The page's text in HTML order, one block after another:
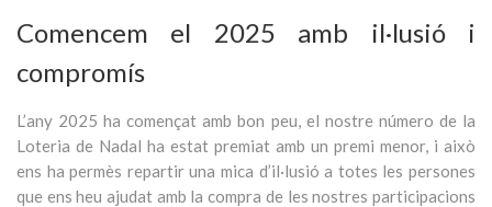
Comencem el 2025 amb il·lusió i
compromís
L’any 2025 ha començat amb bon peu, el nostre número de la
Loteria de Nadal ha estat premiat amb un premi menor, i això
ens ha permès repartir una mica d’il·lusió a totes les persones
que ens heu ajudat amb la compra de les nostres participacions